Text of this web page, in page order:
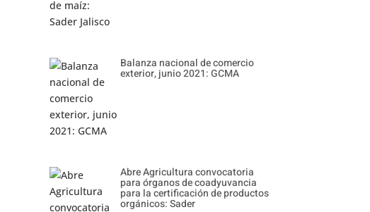
Balanza nacional de comercio
exterior, junio 2021: GCMA
Abre Agricultura convocatoria
para órganos de coadyuvancia
para la certificación de productos
orgánicos: Sader